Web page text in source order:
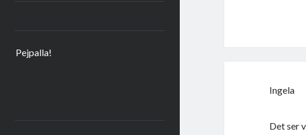
Pejpalla!
Ingela
Det ser